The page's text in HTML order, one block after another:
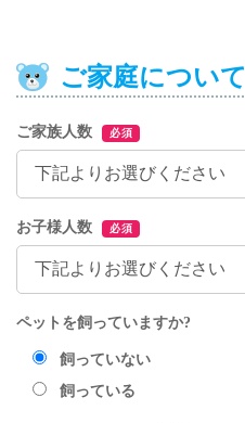
ご家庭について
ご家族人数 必須
お子様人数 必須
ペットを飼っていますか?
飼っていない
飼っている